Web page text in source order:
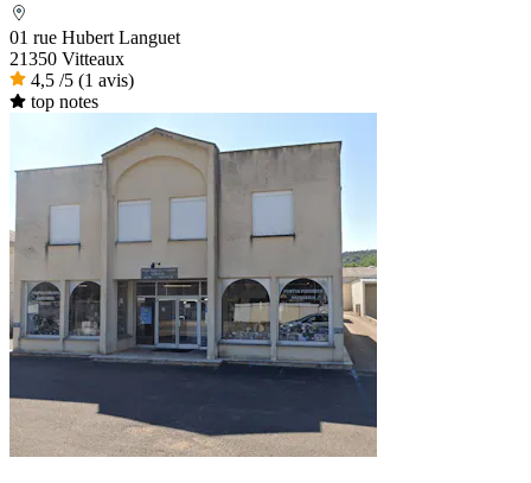
01 rue Hubert Languet
21350 Vitteaux
4,5 /5 (1 avis)
top notes